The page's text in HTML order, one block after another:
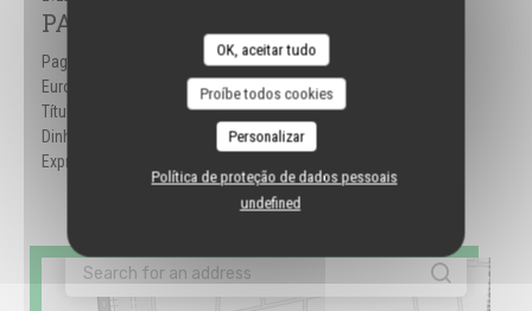
OK, aceitar tudo
Proíbe todos cookies
Personalizar
Política de proteção de dados pessoais
undefined
PAGAMENTO
Pagamento sem contato,
Eurocard/Mastercard,
Títulos de restaurante,
Dinheiro, Visa, American
Express, Cartão Azul